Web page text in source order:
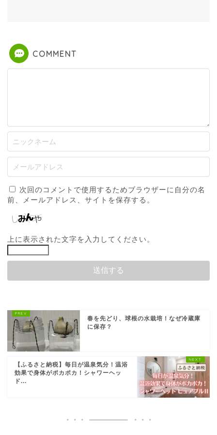
COMMENT
次回のコメントで使用するためブラウザーに自分の名
前、メールアドレス、サイトを保存する。
上に表示された文字を入力してください。
春を先どり、球根の水栽培！なぜ冷蔵庫
に保存？
【ふるさと納税】毎日が温泉気分！温浴
効果で身体がポカポカ！シャワーヘッ
ド...